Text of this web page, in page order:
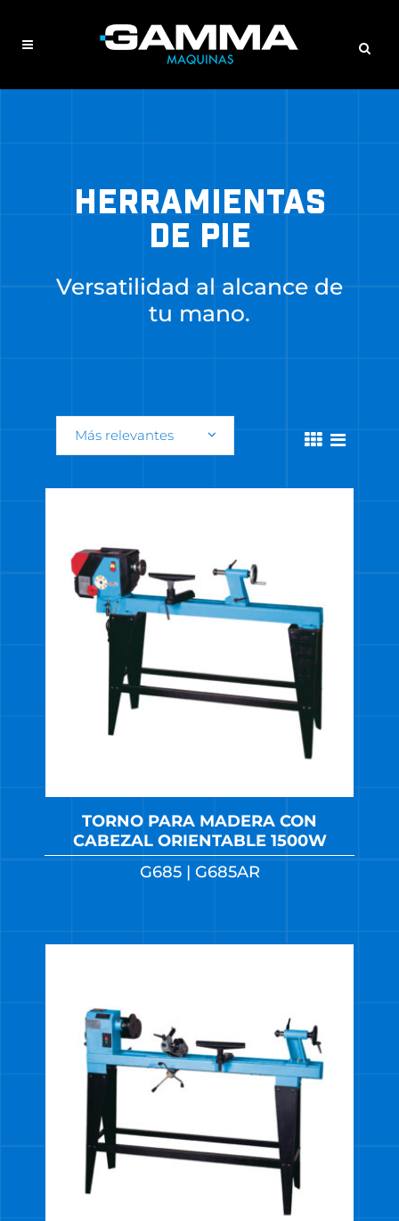
HERRAMIENTAS
DE PIE
Versatilidad al alcance de
tu mano.
Más relevantes
TORNO PARA MADERA CON
CABEZAL ORIENTABLE 1500W
G685 | G685AR